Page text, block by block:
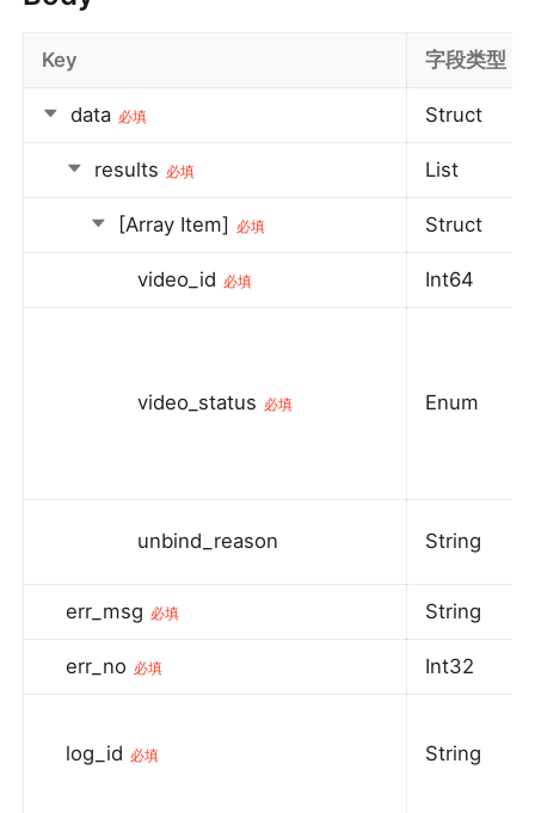
Key 字段类型
data 必填 Struct
results 必填 List
[Array Item] 必填 Struct
video_id 必填 Int64
video_status 必填 Enum
unbind_reason String
err_msg 必填 String
err_no 必填 Int32
log_id 必填 String